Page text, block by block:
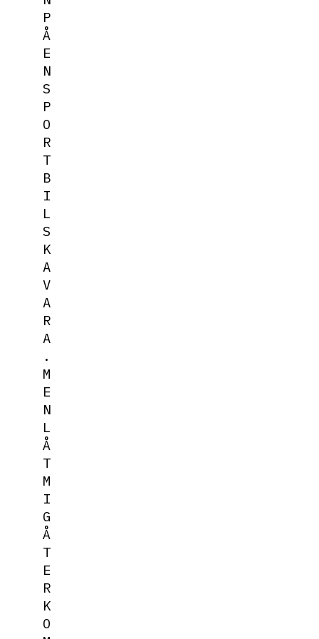
P
Å
E
N
S
P
O
R
T
B
I
L
S
K
A
V
A
R
A
.
M
E
N
L
Å
T
M
I
G
Å
T
E
R
K
O